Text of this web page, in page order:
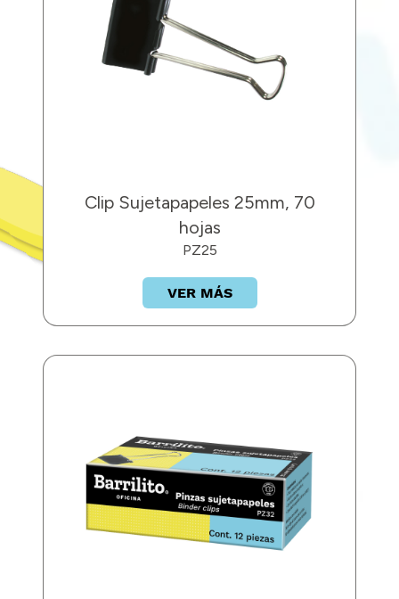
Clip Sujetapapeles 25mm, 70
hojas
PZ25
VER MÁS